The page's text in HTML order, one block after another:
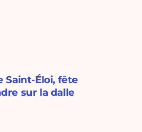
Saint-Éloi, fête
sur la dalle